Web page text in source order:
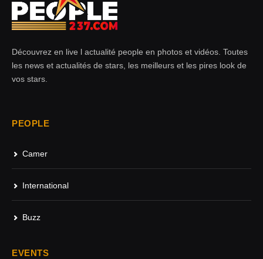
Découvrez en live l actualité people en photos et vidéos. Toutes
les news et actualités de stars, les meilleurs et les pires look de
vos stars.
PEOPLE
Camer
International
Buzz
EVENTS